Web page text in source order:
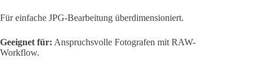
Für einfache JPG-Bearbeitung überdimensioniert.
Geeignet für: Anspruchsvolle Fotografen mit RAW-
Workflow.